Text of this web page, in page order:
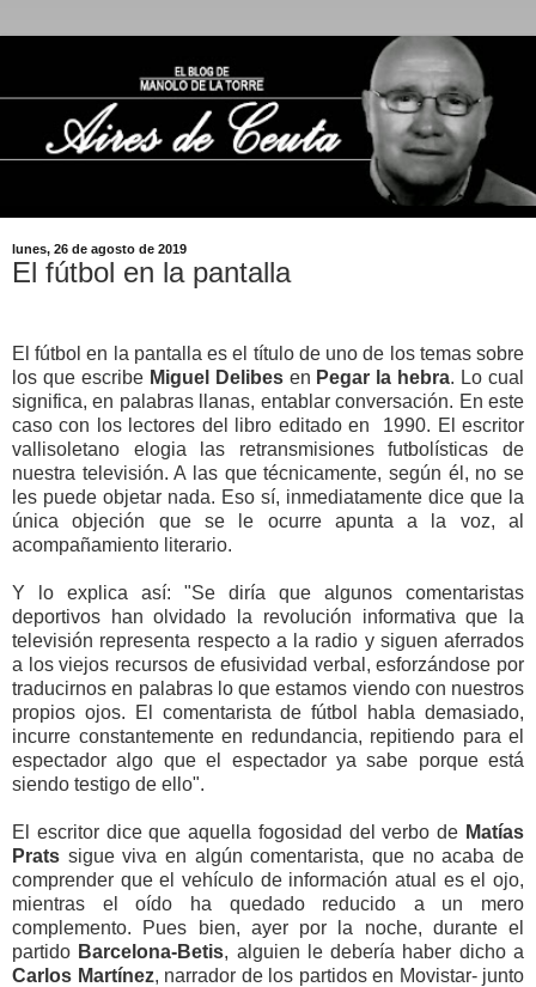
lunes, 26 de agosto de 2019
El fútbol en la pantalla
El fútbol en la pantalla es el título de uno de los temas sobre
los que escribe Miguel Delibesen Pegar la hebra. Lo cual
significa, en palabras llanas, entablar conversación. En este
caso con los lectores del libro editado en 1990. El escritor
vallisoletano elogia las retransmisiones futbolísticas de
nuestra televisión. A las que técnicamente, según él, no se
les puede objetar nada. Eso sí, inmediatamente dice que la
única objeción que se le ocurre apunta a la voz, al
acompañamiento literario.
Y lo explica así: "Se diría que algunos comentaristas
deportivos han olvidado la revolución informativa que la
televisión representa respecto a la radio y siguen aferrados
a los viejos recursos de efusividad verbal, esforzándose por
traducirnos en palabras lo que estamos viendo con nuestros
propios ojos. El comentarista de fútbol habla demasiado,
incurre constantemente en redundancia, repitiendo para el
espectador algo que el espectador ya sabe porque está
siendo testigo de ello".
El escritor dice que aquella fogosidad del verbo de Matías
Prats sigue viva en algún comentarista, que no acaba de
comprender que el vehículo de información atual es el ojo,
mientras el oído ha quedado reducido a un mero
complemento. Pues bien, ayer por la noche, durante el
partido Barcelona-Betis, alguien le debería haber dicho a
Carlos Martínez, narrador de los partidos en Movistar- junto